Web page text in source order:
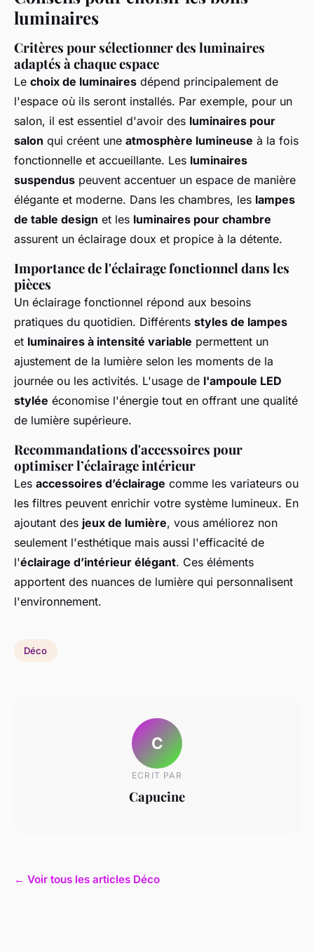
luminaires
Critères pour sélectionner des luminaires
adaptés à chaque espace
Le choix de luminaires dépend principalement de
l'espace où ils seront installés. Par exemple, pour un
salon, il est essentiel d'avoir des luminaires pour
salon qui créent une atmosphère lumineuse à la fois
fonctionnelle et accueillante. Les luminaires
suspendus peuvent accentuer un espace de manière
élégante et moderne. Dans les chambres, les lampes
de table design et les luminaires pour chambre
assurent un éclairage doux et propice à la détente.
Importance de l'éclairage fonctionnel dans les
pièces
Un éclairage fonctionnel répond aux besoins
pratiques du quotidien. Différents styles de lampes
et luminaires à intensité variable permettent un
ajustement de la lumière selon les moments de la
journée ou les activités. L'usage de l'ampoule LED
stylée économise l'énergie tout en offrant une qualité
de lumière supérieure.
Recommandations d'accessoires pour
optimiser l’éclairage intérieur
Les accessoires d’éclairage comme les variateurs ou
les filtres peuvent enrichir votre système lumineux. En
ajoutant des jeux de lumière, vous améliorez non
seulement l'esthétique mais aussi l'efficacité de
l'éclairage d’intérieur élégant. Ces éléments
apportent des nuances de lumière qui personnalisent
l'environnement.
Déco
C
ECRIT PAR
Capucine
← Voir tous les articles Déco